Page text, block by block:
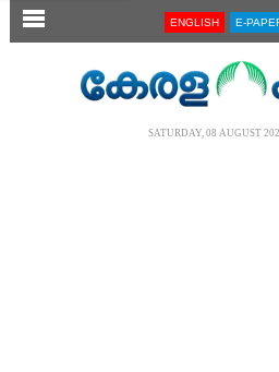
SECTIONS ENGLISH E-
SATURDAY, 08 AUGUST